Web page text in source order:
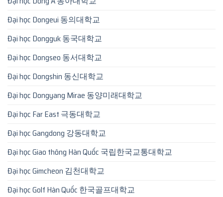
Đại học Dongeui 동의대학교
Đại học Dongguk 동국대학교
Đại học Dongseo 동서대학교
Đại học Dongshin 동신대학교
Đại học Dongyang Mirae 동양미래대학교
Đại học Far East 극동대학교
Đại học Gangdong 강동대학교
Đại học Giao thông Hàn Quốc 국립한국교통대학교
Đại học Gimcheon 김천대학교
Đại học Golf Hàn Quốc 한국골프대학교